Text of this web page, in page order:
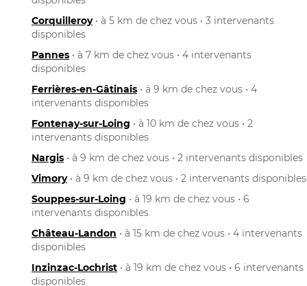
Corquilleroy• à 5 km de chez vous • 3 intervenants
disponibles
Pannes • à 7 km de chez vous • 4 intervenants
disponibles
Ferrières-en-Gâtinais • à 9 km de chez vous • 4
intervenants disponibles
Fontenay-sur-Loing • à 10 km de chez vous • 2
intervenants disponibles
Nargis • à 9 km de chez vous • 2 intervenants disponibles
Vimory• à 9 km de chez vous • 2 intervenants disponibles
Souppes-sur-Loing • à 19 km de chez vous • 6
intervenants disponibles
Château-Landon • à 15 km de chez vous • 4 intervenants
disponibles
Inzinzac-Lochrist • à 19 km de chez vous • 6 intervenants
disponibles